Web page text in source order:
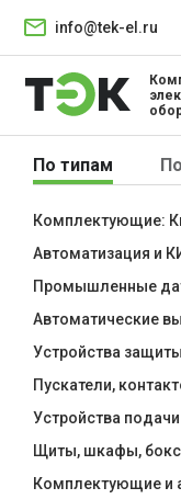
info@tek-el.ru
По типам
Комплектующие:
Автоматизация и
Промышленные
Автоматические
Устройства
Пускатели,
Устройства
Щиты, шкафы,
Комплектующие и